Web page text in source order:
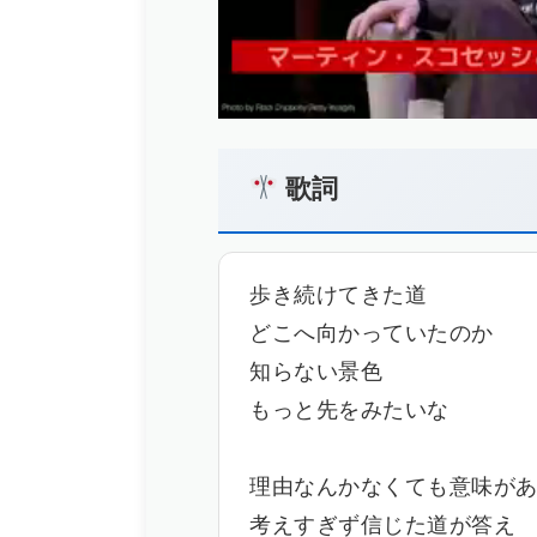
歌詞
歩き続けてきた道
どこへ向かっていたのか
知らない景色
もっと先をみたいな
理由なんかなくても意味が
考えすぎず信じた道が答え